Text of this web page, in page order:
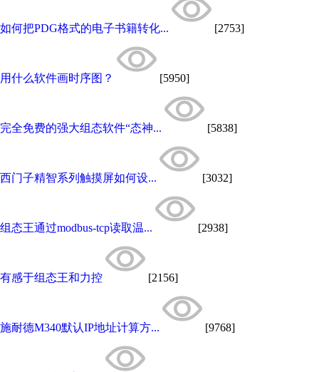
如何把PDG格式的电子书籍转化... [2753]
用什么软件画时序图？ [5950]
完全免费的强大组态软件“态神... [5838]
西门子精智系列触摸屏如何设... [3032]
组态王通过modbus-tcp读取温... [2938]
有感于组态王和力控 [2156]
施耐德M340默认IP地址计算方... [9768]